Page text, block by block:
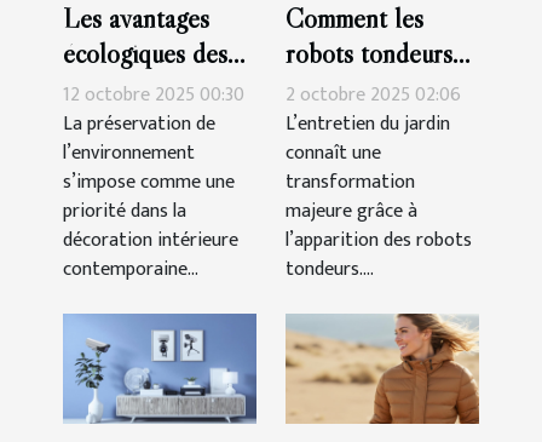
Les avantages
écologiques des
tapis en matériaux
naturels
12 octobre 2025 00:30
La préservation de
l’environnement
s’impose comme une
priorité dans la
décoration intérieure
contemporaine...
Comment les
robots tondeurs
révolutionnent-ils
l'entretien des
jardins ?
2 octobre 2025 02:06
L’entretien du jardin
connaît une
transformation
majeure grâce à
l’apparition des robots
tondeurs....